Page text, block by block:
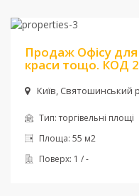
Продаж Офісу для
краси тощо. КОД
Київ, Святошинський
Тип:торгівельні площі
Площа: 55 м2
Поверх: 1 / -